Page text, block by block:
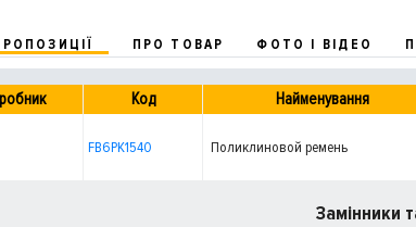
ПРО ТОВАР ФОТО І ВІДЕО
Код Найменування
FB6PK1540 Поликлиновой ремень
Замінники